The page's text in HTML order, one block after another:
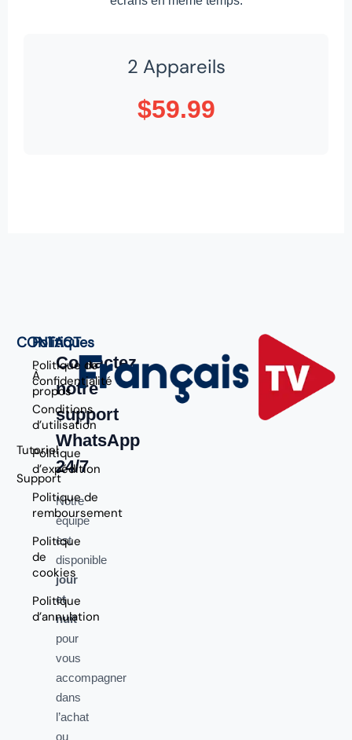
2 Appareils
$59.99
CONTACT
À
propos
Tutoriel
Support
Politiques
Politique de
confidentialité
Conditions
d’utilisation
Politique
d’expédition
Politique de
remboursement
Politique
de
cookies
Politique
d’annulation
Contactez
notre
support
WhatsApp
24/7
Notre
équipe
est
disponible
jour
et
nuit
pour
vous
accompagner
dans
l’achat
ou